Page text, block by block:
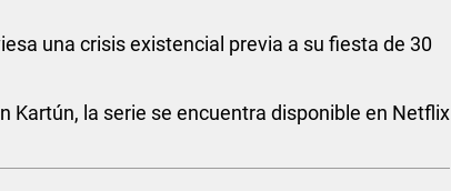
una crisis existencial previa a su fiesta de 30
Kartún, la serie se encuentra disponible en Netflix